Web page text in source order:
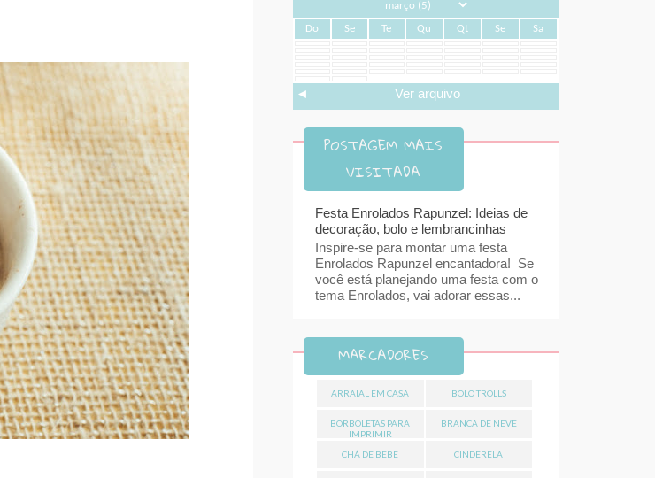
Do Se Te Qu Qt Se Sa
◄ Ver arquivo
POSTAGEM MAIS
VISITADA
Festa Enrolados Rapunzel: Ideias de
decoração, bolo e lembrancinhas
Inspire-se para montar uma festa
Enrolados Rapunzel encantadora! Se
você está planejando uma festa com o
tema Enrolados, vai adorar essas...
MARCADORES
ARRAIAL EM CASA BOLO TROLLS
BORBOLETAS PARA
IMPRIMIR
BRANCA DE NEVE
CHÁ DE BEBE CINDERELA